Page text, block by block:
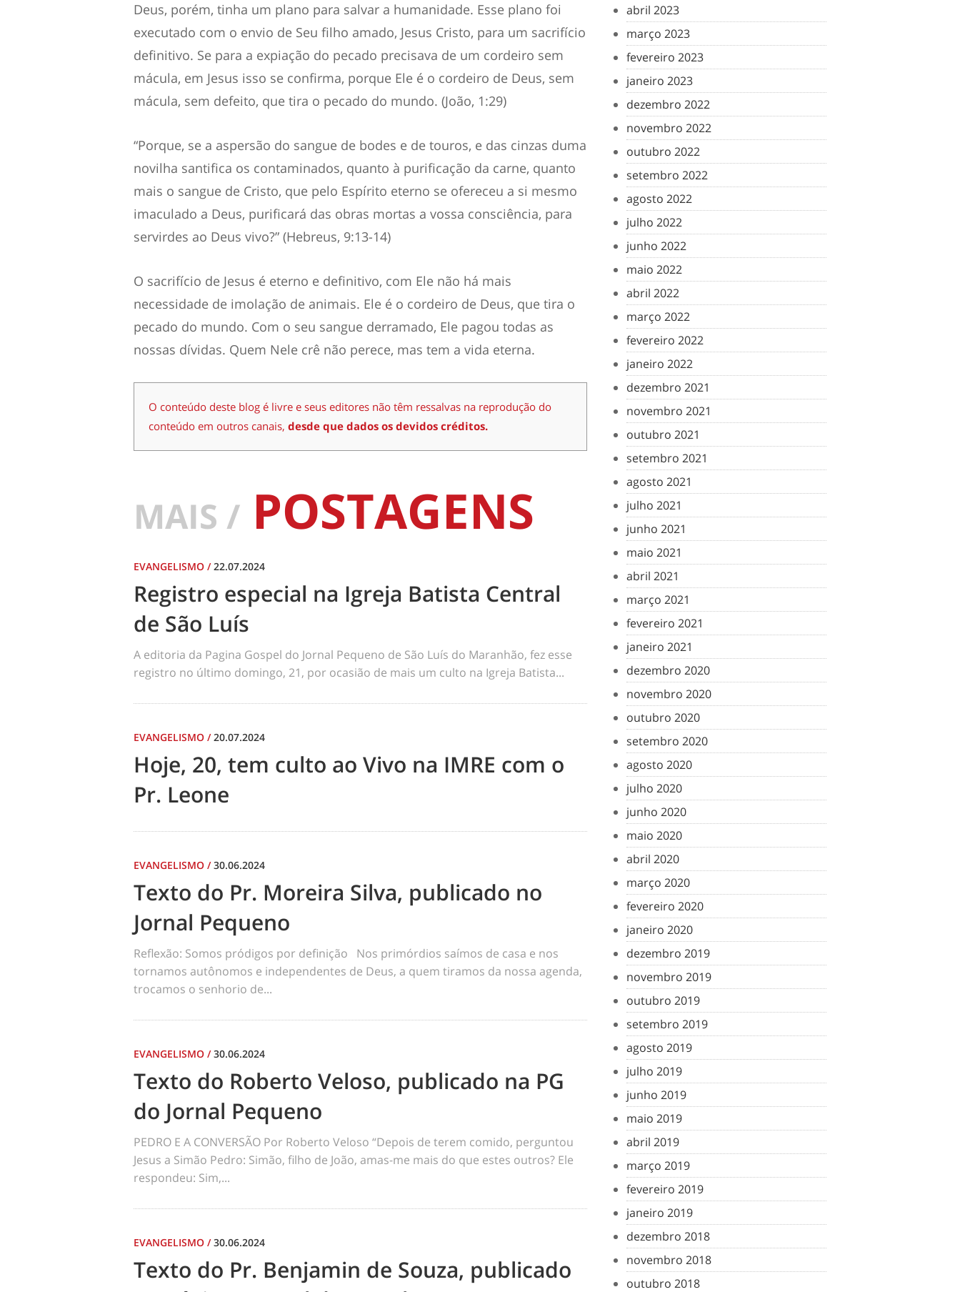
Deus, porém, tinha um plano para salvar a humanidade. Esse plano foi
executado com o envio de Seu filho amado, Jesus Cristo, para um sacrifício
definitivo. Se para a expiação do pecado precisava de um cordeiro sem
mácula, em Jesus isso se confirma, porque Ele é o cordeiro de Deus, sem
mácula, sem defeito, que tira o pecado do mundo. (João, 1:29)
“Porque, se a aspersão do sangue de bodes e de touros, e das cinzas duma
novilha santifica os contaminados, quanto à purificação da carne, quanto
mais o sangue de Cristo, que pelo Espírito eterno se ofereceu a si mesmo
imaculado a Deus, purificará das obras mortas a vossa consciência, para
servirdes ao Deus vivo?” (Hebreus, 9:13-14)
O sacrifício de Jesus é eterno e definitivo, com Ele não há mais
necessidade de imolação de animais. Ele é o cordeiro de Deus, que tira o
pecado do mundo. Com o seu sangue derramado, Ele pagou todas as
nossas dívidas. Quem Nele crê não perece, mas tem a vida eterna.
O conteúdo deste blog é livre e seus editores não têm ressalvas na reprodução do
conteúdo em outros canais, desde que dados os devidos créditos.
MAIS / POSTAGENS
EVANGELISMO /22.07.2024
Registro especial na Igreja Batista Central
de São Luís
A editoria da Pagina Gospel do Jornal Pequeno de São Luís do Maranhão, fez esse
registro no último domingo, 21, por ocasião de mais um culto na Igreja Batista...
EVANGELISMO /20.07.2024
Hoje, 20, tem culto ao Vivo na IMRE com o
Pr. Leone
EVANGELISMO /30.06.2024
Texto do Pr. Moreira Silva, publicado no
Jornal Pequeno
Reflexão: Somos pródigos por definição Nos primórdios saímos de casa e nos
tornamos autônomos e independentes de Deus, a quem tiramos da nossa agenda,
trocamos o senhorio de...
EVANGELISMO /30.06.2024
Texto do Roberto Veloso, publicado na PG
do Jornal Pequeno
PEDRO E A CONVERSÃO Por Roberto Veloso “Depois de terem comido, perguntou
Jesus a Simão Pedro: Simão, filho de João, amas-me mais do que estes outros? Ele
respondeu: Sim,...
EVANGELISMO /30.06.2024
Texto do Pr. Benjamin de Souza, publicado
abril 2023
março 2023
fevereiro 2023
janeiro 2023
dezembro 2022
novembro 2022
outubro 2022
setembro 2022
agosto 2022
julho 2022
junho 2022
maio 2022
abril 2022
março 2022
fevereiro 2022
janeiro 2022
dezembro 2021
novembro 2021
outubro 2021
setembro 2021
agosto 2021
julho 2021
junho 2021
maio 2021
abril 2021
março 2021
fevereiro 2021
janeiro 2021
dezembro 2020
novembro 2020
outubro 2020
setembro 2020
agosto 2020
julho 2020
junho 2020
maio 2020
abril 2020
março 2020
fevereiro 2020
janeiro 2020
dezembro 2019
novembro 2019
outubro 2019
setembro 2019
agosto 2019
julho 2019
junho 2019
maio 2019
abril 2019
março 2019
fevereiro 2019
janeiro 2019
dezembro 2018
novembro 2018
outubro 2018